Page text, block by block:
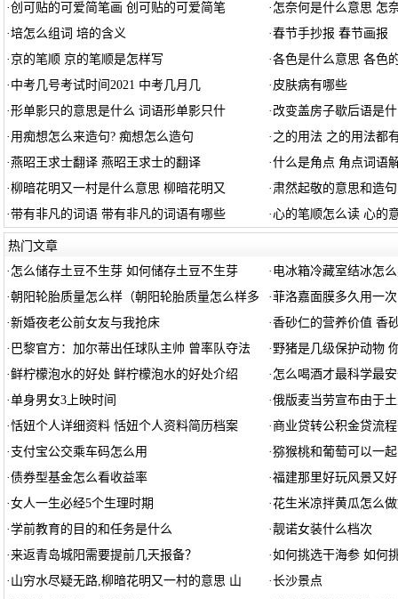
·创可贴的可爱简笔画 创可贴的可爱简笔 · 怎奈何是什么意思 怎
·培怎么组词 培的含义 ·春节手抄报 春节画报
· 京的笔顺 京的笔顺是怎样写 ·各色是什么意思 各色
· 中考几号考试时间2021 中考几月几 · 皮肤病有哪些
·形单影只的意思是什么 词语形单影只什 · 改变盖房子歇后语是
· 用痴想怎么来造句? 痴想怎么造句 · 之的用法 之的用法都
·燕昭王求士翻译 燕昭王求士的翻译 ·什么是角点 角点词语
·柳暗花明又一村是什么意思 柳暗花明又 ·肃然起敬的意思和造
·带有非凡的词语 带有非凡的词语有哪些 ·心的笔顺怎么读 心的
热门文章
· 怎么储存土豆不生芽 如何储存土豆不生芽 · 电冰箱冷藏室结冰怎
·朝阳轮胎质量怎么样（朝阳轮胎质量怎么样多 ·菲洛嘉面膜多久用一次
·新婚夜老公前女友与我抢床 ·香砂仁的营养价值 香
· 巴黎官方：加尔蒂出任球队主帅 曾率队夺法 · 野猪是几级保护动物
·鲜柠檬泡水的好处 鲜柠檬泡水的好处介绍 · 怎么喝酒才最科学最
·单身男女3上映时间 ·俄版麦当劳宣布由于
·恬妞个人详细资料 恬妞个人资料简历档案 ·商业贷转公积金贷流
· 支付宝公交乘车码怎么用 ·猕猴桃和葡萄可以一
·债券型基金怎么看收益率 ·福建那里好玩风景又好
·女人一生必经5个生理时期 ·花生米凉拌黄瓜怎么
·学前教育的目的和任务是什么 ·靓诺女装什么档次
·来返青岛城阳需要提前几天报备？ ·如何挑选干海参 如何
· 山穷水尽疑无路,柳暗花明又一村的意思 山 ·长沙景点